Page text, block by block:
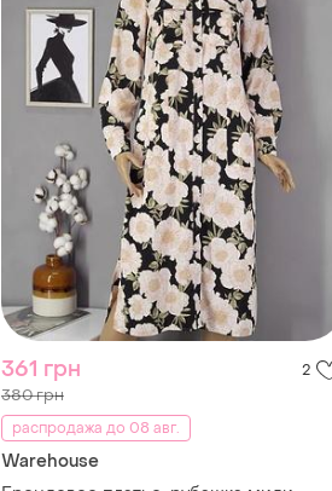
361 грн 2
380 грн
распродажа до 08 авг.
Warehouse